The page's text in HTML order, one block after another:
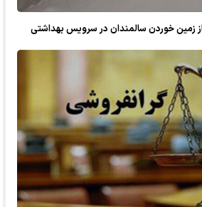
از زمین خوردن سالمندان در سرویس بهداشتی